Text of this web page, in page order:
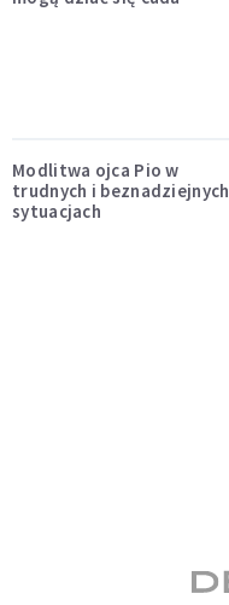
Modlitwa ojca Pio w
trudnych i beznadziejnych
sytuacjach